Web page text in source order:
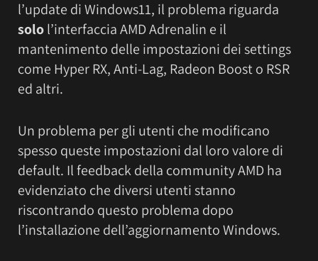
l’update di Windows11, il problema riguarda
solol’interfaccia AMD Adrenalin e il
mantenimento delle impostazioni dei settings
come Hyper RX, Anti-Lag, Radeon Boost o RSR
ed altri.
Un problema per gli utenti che modificano
spesso queste impostazioni dal loro valore di
default. Il feedback della community AMD ha
evidenziato che diversi utenti stanno
riscontrando questo problema dopo
l’installazione dell’aggiornamento Windows.